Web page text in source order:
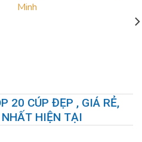
20 CÚP ĐẸP , GIÁ RẺ,
NHẤT HIỆN TẠI